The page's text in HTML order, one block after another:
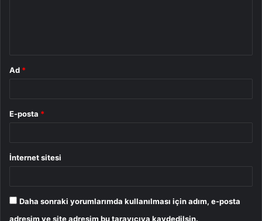
Ad *
E-posta *
İnternet sitesi
Daha sonraki yorumlarımda kullanılması için adım, e-posta
adresim ve site adresim bu tarayıcıya kaydedilsin.